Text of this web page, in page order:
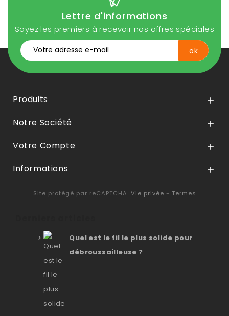
Lettre d'informations
Soyez les premiers à recevoir nos offres spéciales
Produits 
Notre Société 
Votre Compte 
Informations 
Site protégé par reCAPTCHA. Vie privée - Termes
Quel est le fil le plus solide pour
débroussailleuse ?